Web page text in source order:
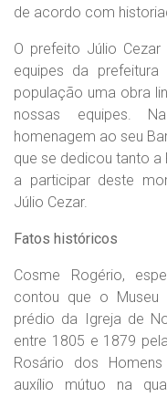
de acordo com
O prefeito Júlio
equipes da
população uma obra
nossas equipes.
homenagem ao seu
que se dedicou tanto
a participar deste
Júlio Cezar.
Fatos históricos
Cosme Rogério,
contou que o Museu
prédio da Igreja de
entre 1805 e 1879
Rosário dos
auxílio mútuo na